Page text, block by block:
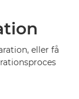
eller få